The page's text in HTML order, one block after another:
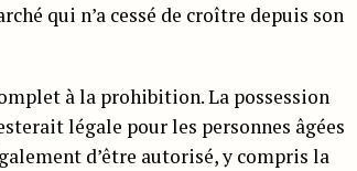
qui n’a cessé de croître depuis son
à la prohibition. La possession
légale pour les personnes âgées
d’être autorisé, y compris la